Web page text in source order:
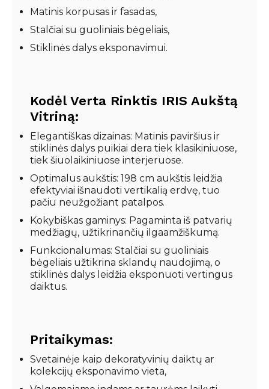
Matinis korpusas ir fasadas,
Stalčiai su guoliniais bėgeliais,
Stiklinės dalys eksponavimui.
Kodėl Verta Rinktis IRIS Aukštą
Vitriną:
Elegantiškas dizainas: Matinis paviršius ir
stiklinės dalys puikiai dera tiek klasikiniuose,
tiek šiuolaikiniuose interjeruose.
Optimalus aukštis: 198 cm aukštis leidžia
efektyviai išnaudoti vertikalią erdvę, tuo
pačiu neužgožiant patalpos.
Kokybiškas gaminys: Pagaminta iš patvarių
medžiagų, užtikrinančių ilgaamžiškumą.
Funkcionalumas: Stalčiai su guoliniais
bėgeliais užtikrina sklandų naudojimą, o
stiklinės dalys leidžia eksponuoti vertingus
daiktus.
Pritaikymas:
Svetainėje kaip dekoratyvinių daiktų ar
kolekcijų eksponavimo vieta,